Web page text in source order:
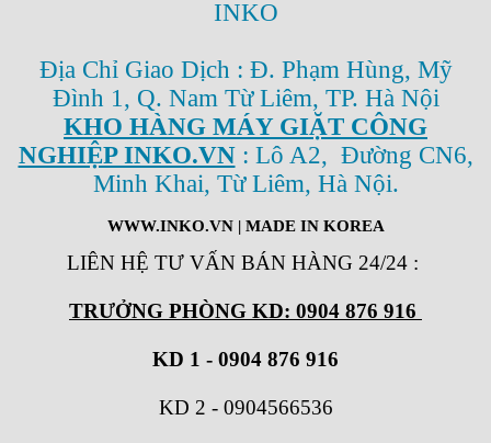
INKO
Địa Chỉ Giao Dịch : Đ. Phạm Hùng, Mỹ
Đình 1, Q. Nam Từ Liêm, TP. Hà Nội
KHO HÀNG MÁY GIẶT CÔNG
NGHIỆP INKO.VN: Lô A2, Đường CN6,
Minh Khai, Từ Liêm, Hà Nội.
WWW.INKO.VN| MADE IN KOREA
LIÊN HỆ TƯ VẤN BÁN HÀNG 24/24 :
TRƯỞNG PHÒNG KD: 0904 876 916
KD 1 - 0904 876 916
KD 2 - 0904566536